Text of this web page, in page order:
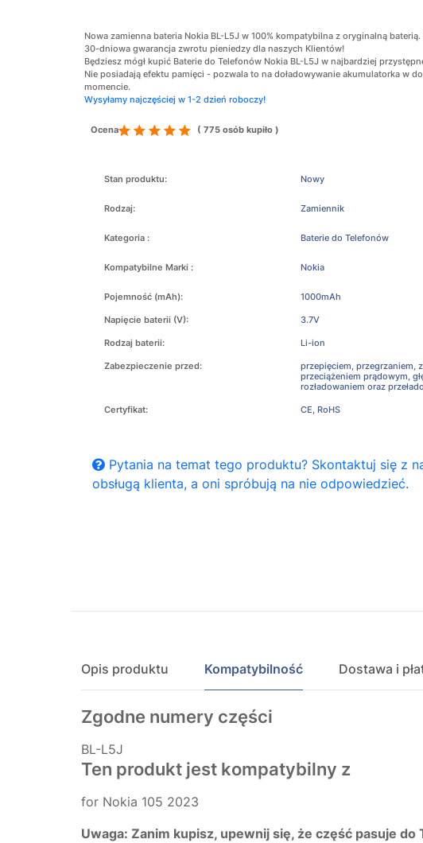
Nowa zamienna bateria Nokia BL-L5J w 100% kompatybilna z oryginalną baterią.
30-dniowa gwarancja zwrotu pieniedzy dla naszych Klientów!
Będziesz mógł kupić Baterie do Telefonów Nokia BL-L5J w najbardziej
Nie posiadają efektu pamięci - pozwala to na doładowywanie akumulatorka w
momencie.
Wysyłamy najczęściej w 1-2 dzień roboczy!
Ocena ( 775 osób kupiło )
Stan produktu: Nowy
Rodzaj: Zamiennik
Kategoria : Baterie do Telefonów
Kompatybilne Marki : Nokia
Pojemność (mAh): 1000mAh
Napięcie baterii (V): 3.7V
Rodzaj baterii: Li-ion
Zabezpieczenie przed:
przepięciem, przegrzaniem,
przeciążeniem prądowym,
rozładowaniem oraz
Certyfikat: CE, RoHS
Pytania na temat tego produktu? Skontaktuj się z
obsługą klienta, a oni spróbują na nie odpowiedzieć.
Opis produktu Kompatybilność Dostawa i
Zgodne numery części
BL-L5J
Ten produkt jest kompatybilny z
for Nokia 105 2023
Uwaga: Zanim kupisz, upewnij się, że część pasuje